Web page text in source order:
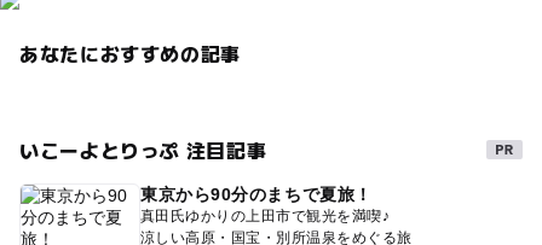
あなたにおすすめの記事
いこーよとりっぷ 注目記事
東京から90分のまちで夏旅！
真田氏ゆかりの上田市で観光を満喫♪
涼しい高原・国宝・別所温泉をめぐる旅